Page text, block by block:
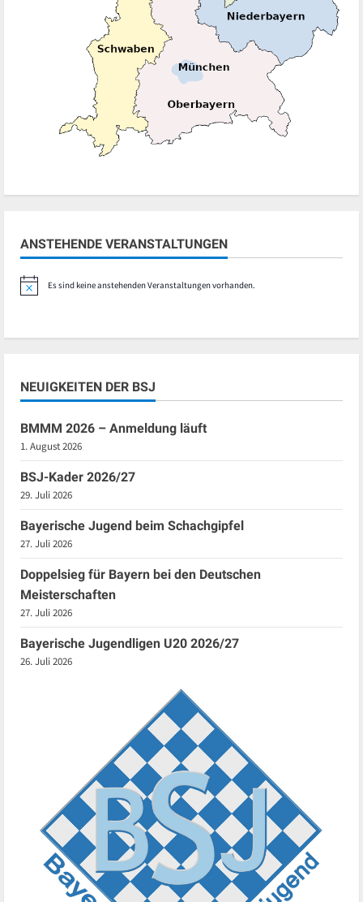
ANSTEHENDE VERANSTALTUNGEN
HinweisEs sind keine anstehenden Veranstaltungen vorhanden.
NEUIGKEITEN DER BSJ
BMMM 2026 – Anmeldung läuft
1. August 2026
BSJ-Kader 2026/27
29. Juli 2026
Bayerische Jugend beim Schachgipfel
27. Juli 2026
Doppelsieg für Bayern bei den Deutschen
Meisterschaften
27. Juli 2026
Bayerische Jugendligen U20 2026/27
26. Juli 2026